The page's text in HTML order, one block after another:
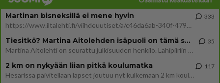
Martinan bisneksillä ei mene hyvin
https://www.iltalehti.fi/viihdeuutiset/a/c46da6ab-340f-4790-aaa7-0865eed2336 Yrityksen konkurssihakemus on tullut kärä
333
Tiesitkö? Martina Aitolehden isäpuoli on tämä suosittu laulaja
Martina Aitolehti on seurattu julkisuuden henkilö. Lähipiiriin mahtuu muitakin tunnettuja henkilöitä. Tiesitkö, että Ma
35
2 km on nykyään liian pitkä koulumatka
Hesarissa päivitellään lapset joutuu nyt kulkemaan 2 km kouluun jösses. Ruostefillarilla tuo matka menee vaikka miten äk
117